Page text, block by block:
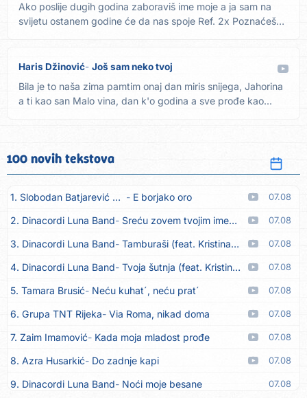
Ako poslije dugih godina zaboraviš ime moje a ja sam na
svijetu ostanem godine će da nas spoje Ref. 2x Poznaćeš
Haris Džinović Još sam neko tvoj
Bila je to naša zima pamtim onaj dan miris snijega, Jahorina
a ti kao san Malo vina, dan k'o godina a sve prođe kao...
100 novih tekstova
1. Slobodan Batjarević Čobe E borjako oro 07.08
2. Dinacordi Luna Band Sreću zovem tvojim imenom (feat. Kristina Smetko) 07.08
3. Dinacordi Luna Band Tamburaši (feat. Kristina Smetko) 07.08
4. Dinacordi Luna Band Tvoja šutnja (feat. Kristina Smetko) 07.08
5. Tamara Brusić Neću kuhat´, neću prat´ 07.08
6. Grupa TNT Rijeka Via Roma, nikad doma 07.08
7. Zaim Imamović Kada moja mladost prođe 07.08
8. Azra Husarkić Do zadnje kapi 07.08
9. Dinacordi Luna Band Noći moje besane 07.08